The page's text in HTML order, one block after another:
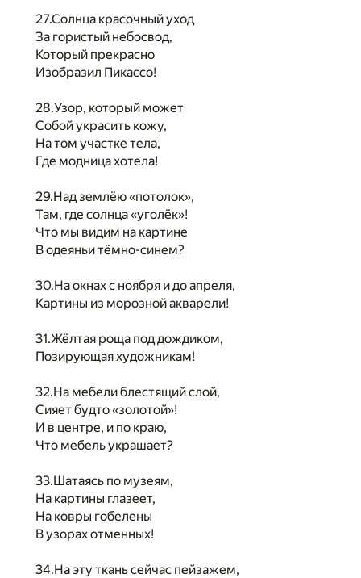
27.Солнца красочный уход
За гористый небосвод,
Который прекрасно
Изобразил Пикассо!
28.Узор, который может
Собой украсить кожу,
На том участке тела,
Где модница хотела!
29.Над землёю «потолок»,
Там, где солнца «уголёк»!
Что мы видим на картине
В одеяньи тёмно-синем?
30.На окнах с ноября и до апреля,
Картины из морозной акварели!
31.Жёлтая роща под дождиком,
Позирующая художникам!
32.На мебели блестящий слой,
Сияет будто «золотой»!
И в центре, и по краю,
Что мебель украшает?
33.Шатаясь по музеям,
На картины глазеет,
На ковры гобелены
В узорах отменных!
34.На эту ткань сейчас пейзажем,